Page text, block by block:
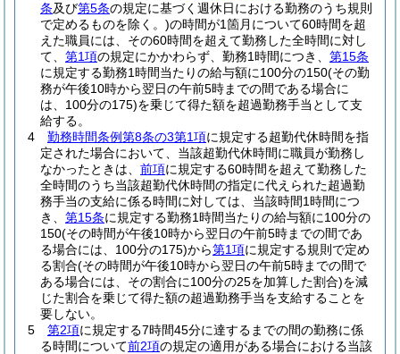
条及び第5条の規定に基づく週休日における勤務のうち規則
で定めるものを除く。)の時間が1箇月について60時間を超
えた職員には、その60時間を超えて勤務した全時間に対し
て、 第1項の規定にかかわらず、勤務1時間につき、 第15条
に規定する勤務1時間当たりの給与額に100分の150(その勤
務が午後10時から翌日の午前5時までの間である場合に
は、100分の175)を乗じて得た額を超過勤務手当として支
給する。
4
勤務時間条例第8条の3第1項に規定する超勤代休時間を指
定された場合において、当該超勤代休時間に職員が勤務し
なかったときは、 前項に規定する60時間を超えて勤務した
全時間のうち当該超勤代休時間の指定に代えられた超過勤
務手当の支給に係る時間に対しては、当該時間1時間につ
き、 第15条に規定する勤務1時間当たりの給与額に100分の
150(その時間が午後10時から翌日の午前5時までの間であ
る場合には、100分の175)から第1項に規定する規則で定め
る割合(その時間が午後10時から翌日の午前5時までの間で
ある場合には、その割合に100分の25を加算した割合)を減
じた割合を乗じて得た額の超過勤務手当を支給することを
要しない。
5
第2項に規定する7時間45分に達するまでの間の勤務に係
る時間について前2項の規定の適用がある場合における当該